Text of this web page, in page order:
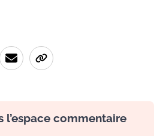
l’espace commentaire